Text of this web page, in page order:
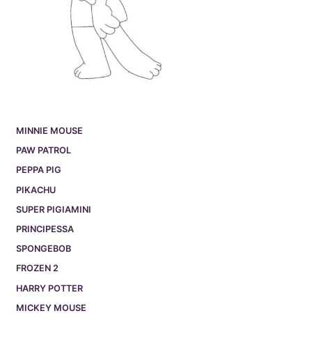
MINNIE MOUSE
PAW PATROL
PEPPA PIG
PIKACHU
SUPER PIGIAMINI
PRINCIPESSA
SPONGEBOB
FROZEN 2
HARRY POTTER
MICKEY MOUSE